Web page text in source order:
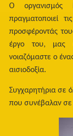
Ο οργανισμός
πραγματοποιεί
προσφέροντάς
έργο του, μας
νοιαζόμαστε ο
αισιοδοξία.
Συγχαρητήρια σε
που συνέβαλαν σε